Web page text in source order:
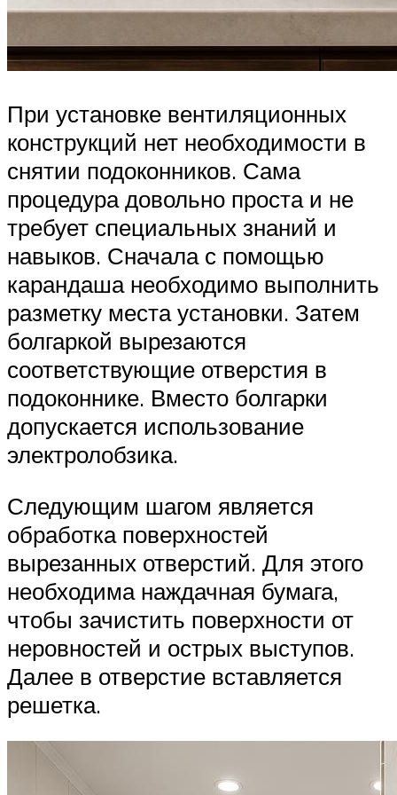
При установке вентиляционных
конструкций нет необходимости в
снятии подоконников. Сама
процедура довольно проста и не
требует специальных знаний и
навыков. Сначала с помощью
карандаша необходимо выполнить
разметку места установки. Затем
болгаркой вырезаются
соответствующие отверстия в
подоконнике. Вместо болгарки
допускается использование
электролобзика.
Следующим шагом является
обработка поверхностей
вырезанных отверстий. Для этого
необходима наждачная бумага,
чтобы зачистить поверхности от
неровностей и острых выступов.
Далее в отверстие вставляется
решетка.